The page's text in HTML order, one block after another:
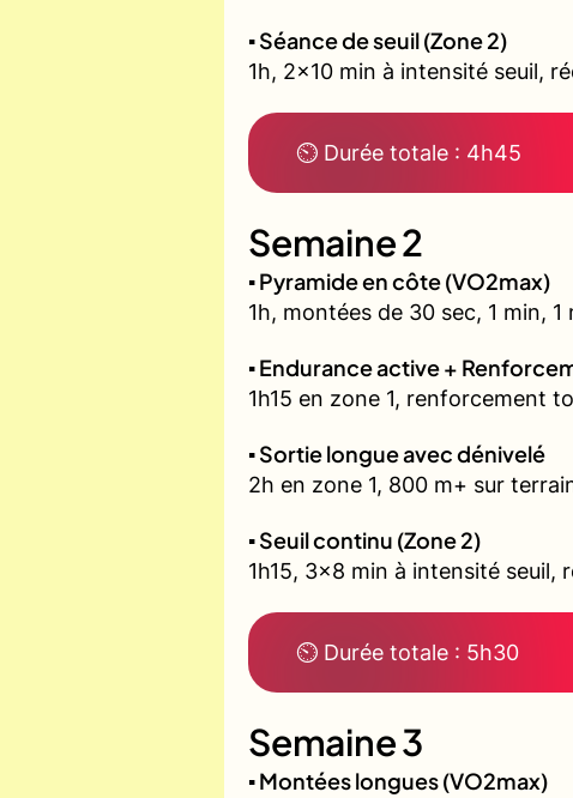
▪️ Séance de seuil (Zone 2)
1h, 2x10 min à intensité seuil,
⏲ Durée totale : 4h45
Semaine 2
▪️ Pyramide en côte (VO2max)
1h, montées de 30 sec, 1 min,
▪️ Endurance active +
1h15 en zone 1, renforcement
▪️ Sortie longue avec dénivelé
2h en zone 1, 800 m+ sur
▪️ Seuil continu (Zone 2)
1h15, 3x8 min à intensité
⏲ Durée totale : 5h30
Semaine 3
▪️ Montées longues (VO2max)